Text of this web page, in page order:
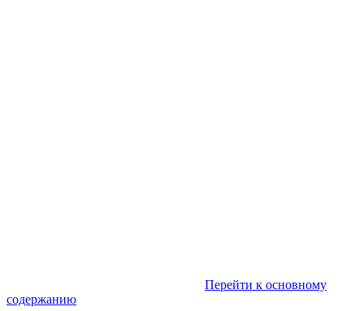
Перейти к основному
содержанию